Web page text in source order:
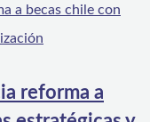
reforma a